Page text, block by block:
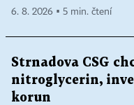
6. 8. 2026 ▪ 5 min. čtení
Strnadova CSG
nitroglycerin,
korun